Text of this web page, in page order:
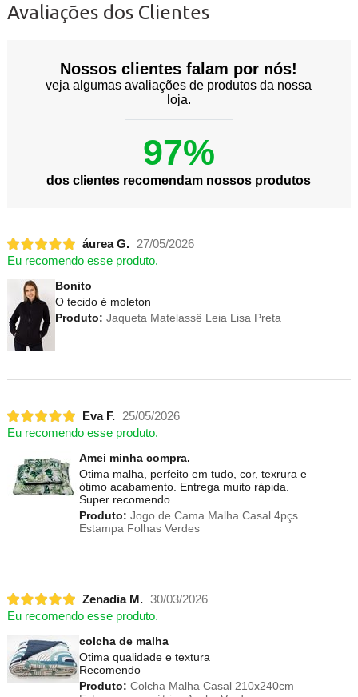
Avaliações dos Clientes
Nossos clientes falam por nós!
veja algumas avaliações de produtos da nossa
loja.
97%
dos clientes recomendam nossos produtos
áurea G.
27/05/2026
Eu recomendo esse produto.
Bonito
O tecido é moleton
Produto: Jaqueta Matelassê Leia Lisa Preta
Eva F.
25/05/2026
Eu recomendo esse produto.
Amei minha compra.
Otima malha, perfeito em tudo, cor, texrura e
ótimo acabamento. Entrega muito rápida.
Super recomendo.
Produto: Jogo de Cama Malha Casal 4pçs
Estampa Folhas Verdes
Zenadia M. 30/03/2026
Eu recomendo esse produto.
colcha de malha
Otima qualidade e textura
Recomendo
Produto: Colcha Malha Casal 210x240cm